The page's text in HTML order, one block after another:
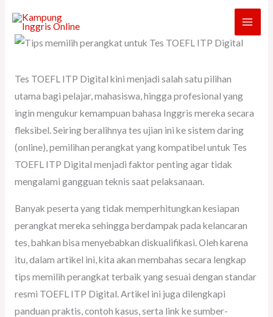
content
Tes TOEFL ITP Digital kini menjadi salah satu pilihan
utama bagi pelajar, mahasiswa, hingga profesional yang
ingin mengukur kemampuan bahasa Inggris mereka secara
fleksibel. Seiring beralihnya tes ujian ini ke sistem daring
(online), pemilihan perangkat yang kompatibel untuk Tes
TOEFL ITP Digital menjadi faktor penting agar tidak
mengalami gangguan teknis saat pelaksanaan.
Banyak peserta yang tidak memperhitungkan kesiapan
perangkat mereka sehingga berdampak pada kelancaran
tes, bahkan bisa menyebabkan diskualifikasi. Oleh karena
itu, dalam artikel ini, kita akan membahas secara lengkap
tips memilih perangkat terbaik yang sesuai dengan standar
resmi TOEFL ITP Digital. Artikel ini juga dilengkapi
panduan praktis, contoh kasus, serta link ke sumber-